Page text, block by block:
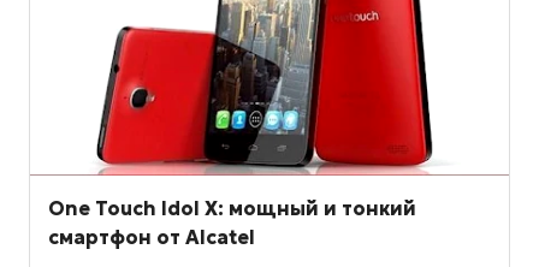
One Touch Idol X: мощный и тонкий
смартфон от Alcatel